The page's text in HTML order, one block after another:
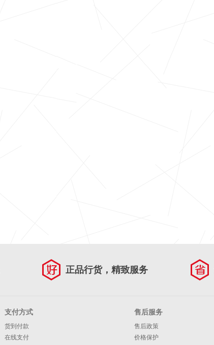
正品行货，精致服务
支付方式
货到付款
在线支付
售后服务
售后政策
价格保护